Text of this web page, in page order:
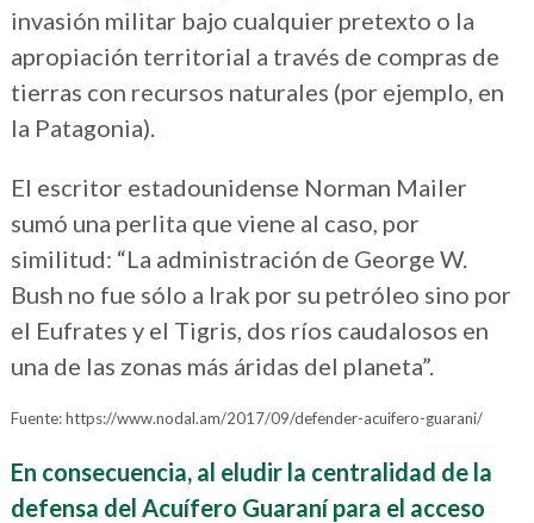
invasión militar bajo cualquier pretexto o la
apropiación territorial a través de compras de
tierras con recursos naturales (por ejemplo, en
la Patagonia).
El escritor estadounidense Norman Mailer
sumó una perlita que viene al caso, por
similitud: “La administración de George W.
Bush no fue sólo a Irak por su petróleo sino por
el Eufrates y el Tigris, dos ríos caudalosos en
una de las zonas más áridas del planeta”.
Fuente: https://www.nodal.am/2017/09/defender-acuifero-guarani/
En consecuencia, al eludir la centralidad de la
defensa del Acuífero Guaraní para el acceso